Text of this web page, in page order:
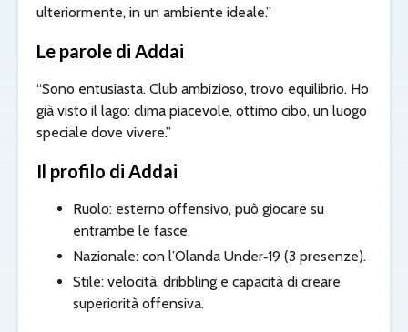
ulteriormente, in un ambiente ideale.”
Le parole di Addai
“Sono entusiasta. Club ambizioso, trovo equilibrio. Ho
già visto il lago: clima piacevole, ottimo cibo, un luogo
speciale dove vivere.”
Il profilo di Addai
Ruolo: esterno offensivo, può giocare su
entrambe le fasce.
Nazionale: con l’Olanda Under‑19 (3 presenze).
Stile: velocità, dribbling e capacità di creare
superiorità offensiva.